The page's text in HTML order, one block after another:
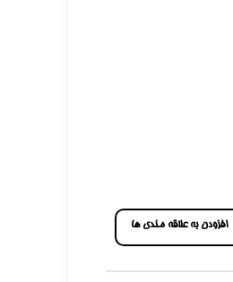
افزودن به علاقه مندی ها